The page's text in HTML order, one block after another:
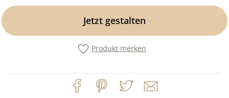
Jetzt gestalten
Produkt merken